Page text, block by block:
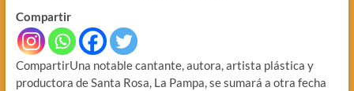
Compartir
CompartirUna notable cantante, autora, artista plástica y
productora de Santa Rosa, La Pampa, se sumará a otra fecha